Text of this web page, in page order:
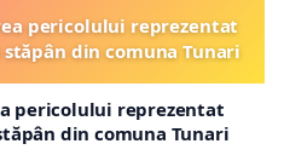
pericolului reprezentat
din comuna Tunari
pericolului reprezentat
din comuna Tunari